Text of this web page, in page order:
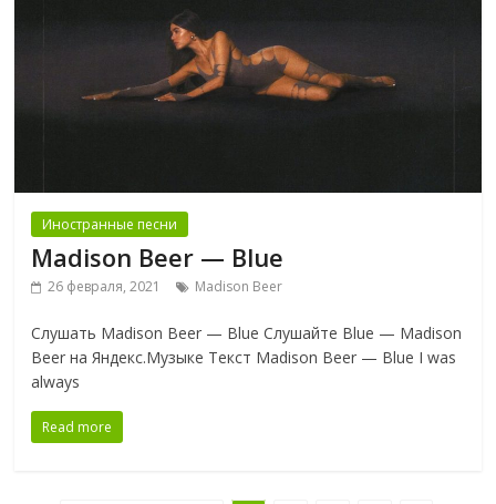
Иностранные песни
Madison Beer — Blue
26 февраля, 2021 Madison Beer
Слушать Madison Beer — Blue Слушайте Blue — Madison
Beer на Яндекс.Музыке Текст Madison Beer — Blue I was
always
Read more